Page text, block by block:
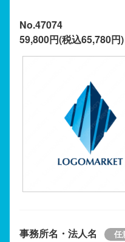
No.47074
59,800円(税込65,780円)
事務所名・法人名